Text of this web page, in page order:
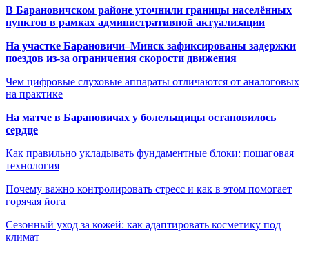
В Барановичском районе уточнили границы населённых
пунктов в рамках административной актуализации
На участке Барановичи–Минск зафиксированы задержки
поездов из-за ограничения скорости движения
Чем цифровые слуховые аппараты отличаются от аналоговых
на практике
На матче в Барановичах у болельщицы остановилось
сердце
Как правильно укладывать фундаментные блоки: пошаговая
технология
Почему важно контролировать стресс и как в этом помогает
горячая йога
Сезонный уход за кожей: как адаптировать косметику под
климат